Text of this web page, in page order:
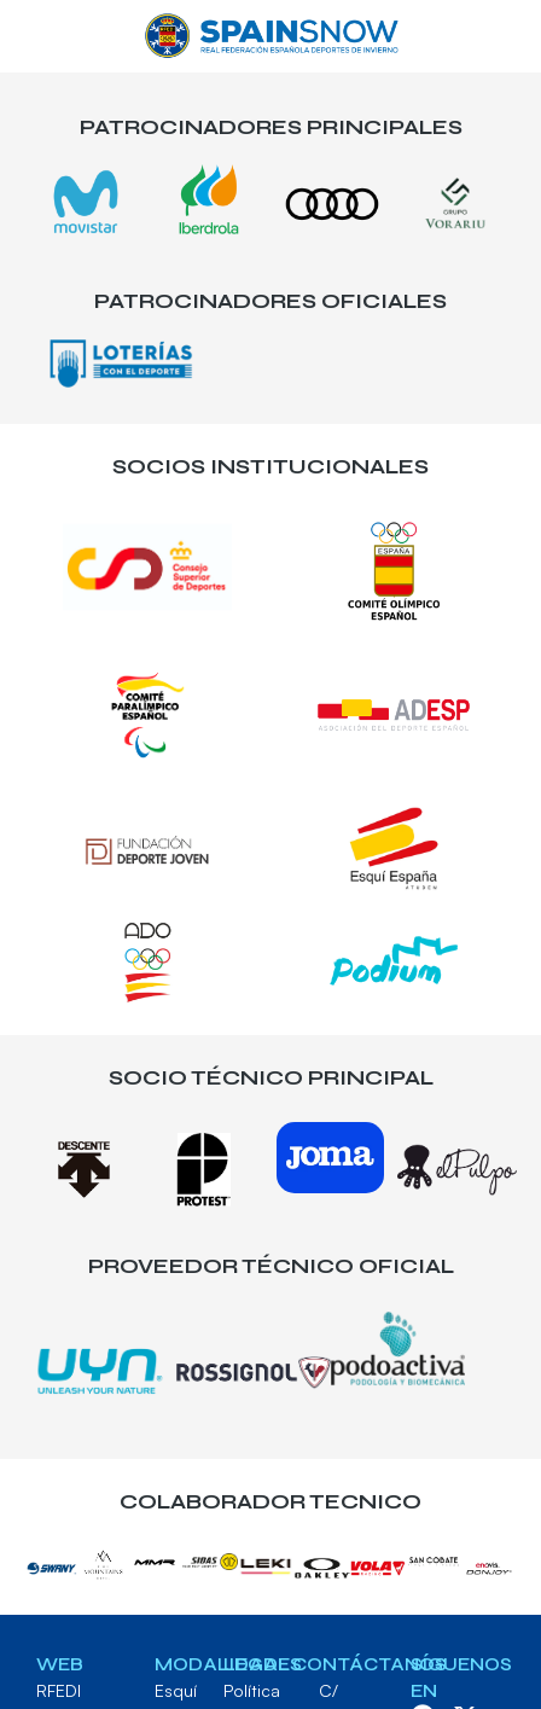
PATROCINADORES PRINCIPALES
PATROCINADORES OFICIALES
SOCIOS INSTITUCIONALES
SOCIO TÉCNICO PRINCIPAL
PROVEEDOR TÉCNICO OFICIAL
COLABORADOR TECNICO
WEB
RFEDI
MODALIDADES
Esquí
LEGAL
Política
CONTÁCTANOS
C/
SÍGUENOS
EN